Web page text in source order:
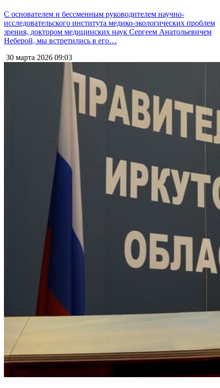
С основателем и бессменным руководителем научно-
исследовательского института медико-экологических проблем
зрения, доктором медицинских наук Сергеем Анатольевичем
Неберой, мы встретились в его…
30 марта 2026 09:03